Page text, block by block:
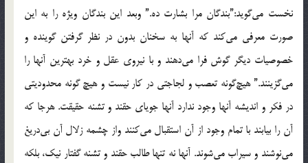
نخست مى‌گويد:‌”بندگان مرا بشارت ده.” وبعد اين بندگان ويژه را به اين
صورت معرفى مى‌کند که آنها به سخنان بدون در نظر گرفتن گوينده و
خصوصيات ديگر گوش فرا مى‌دهند و با نيروى عقل و خرد بهترين آنها را
مى‌گزينند.”‌ هيچ‌گونه تعصب و لجاجتى در کار نيست و هيچ گونه محدوديتى
در فکر و انديشه آنها وجود ندارد آنها جوياى حقند و تشنه حقيقت. هرجا که
آن را بيابند با تمام وجود از آن استقبال مى‌کنند واز چشمه زلال آن بى‌دريغ
مى‌نوشند و سيراب مى‌شوند. آنها نه تنها طالب حقند و تشنه گفتار نيک، بلکه